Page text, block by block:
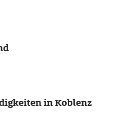
in Koblenz